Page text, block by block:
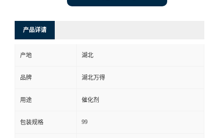
产品详请
产地 湖北
品牌 湖北万得
用途 催化剂
包装规格 99